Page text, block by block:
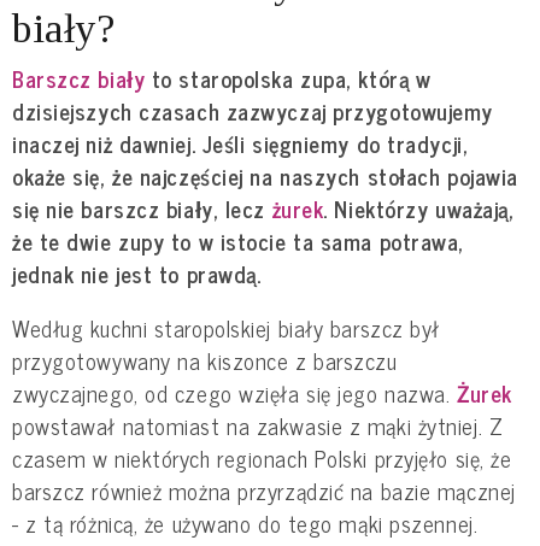
biały?
Barszcz biały to staropolska zupa, którą w
dzisiejszych czasach zazwyczaj przygotowujemy
inaczej niż dawniej. Jeśli sięgniemy do tradycji,
okaże się, że najczęściej na naszych stołach pojawia
się nie barszcz biały, lecz żurek. Niektórzy uważają,
że te dwie zupy to w istocie ta sama potrawa,
jednak nie jest to prawdą.
Według kuchni staropolskiej biały barszcz był
przygotowywany na kiszonce z barszczu
zwyczajnego, od czego wzięła się jego nazwa. Żurek
powstawał natomiast na zakwasie z mąki żytniej. Z
czasem w niektórych regionach Polski przyjęło się, że
barszcz również można przyrządzić na bazie mącznej
- z tą różnicą, że używano do tego mąki pszennej.